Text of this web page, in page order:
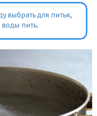
выбрать для питья,
воды пить.